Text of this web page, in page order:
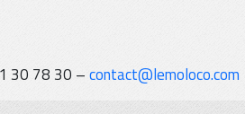
30 78 30 –contact@lemoloco.com